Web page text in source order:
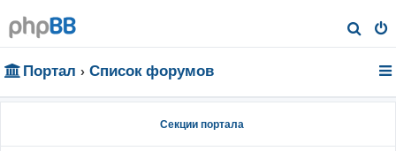
о
Портал Список форумов
Секции портала